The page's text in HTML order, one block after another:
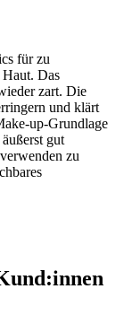
für zu
Das
zart. Die
und klärt
up-Grundlage
gut
zu